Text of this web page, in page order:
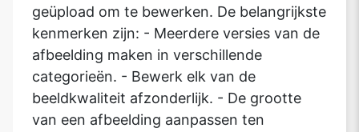
geüpload om te bewerken. De belangrijkste
kenmerken zijn: - Meerdere versies van de
afbeelding maken in verschillende
categorieën. - Bewerk elk van de
beeldkwaliteit afzonderlijk. - De grootte
van een afbeelding aanpassen ten